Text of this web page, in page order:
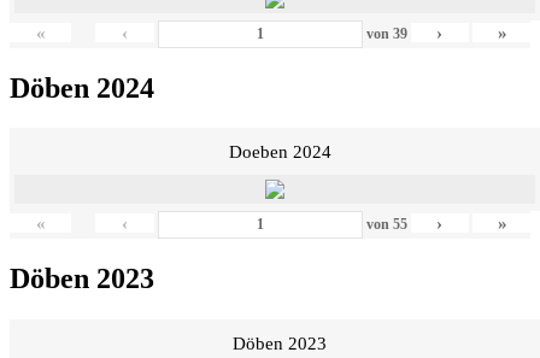
« ‹ von 39 › »
Döben 2024
Doeben 2024
« ‹ von 55 › »
Döben 2023
Döben 2023